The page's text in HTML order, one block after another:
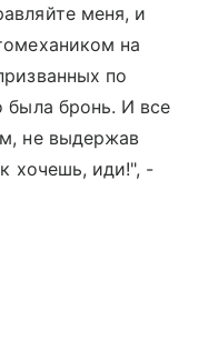
меня, и
на
по
была бронь. И все
не выдержав
хочешь, иди!", -